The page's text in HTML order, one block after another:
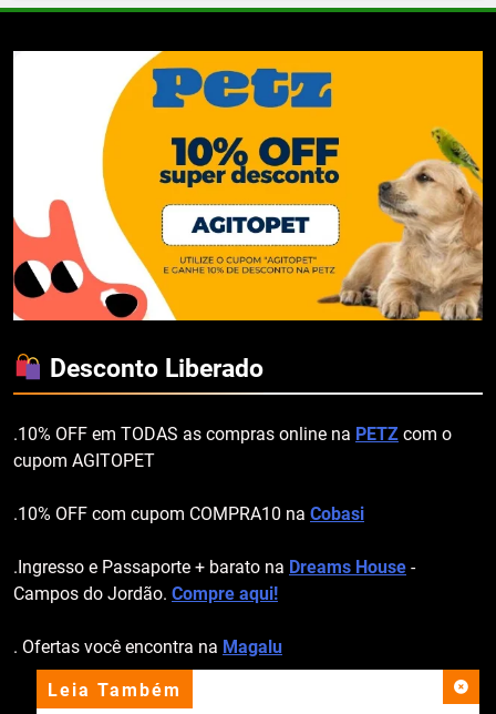
Leia Também
Desconto Liberado
.10% OFF em TODAS as compras online na PETZ com o
cupom AGITOPET
.10% OFF com cupom COMPRA10 na Cobasi
.Ingresso e Passaporte + barato na Dreams House -
Campos do Jordão. Compre aqui!
. Ofertas você encontra na Magalu
apoio institucional